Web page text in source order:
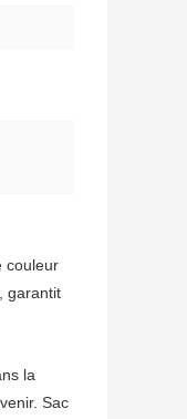
couleur
garantit
la
Sac